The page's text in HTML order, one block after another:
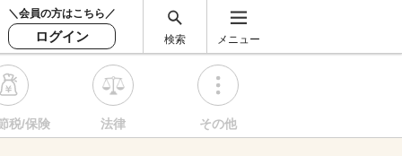
＼会員の方はこちら／
ログイン 検索 メニュー
税/保険 法律 その他